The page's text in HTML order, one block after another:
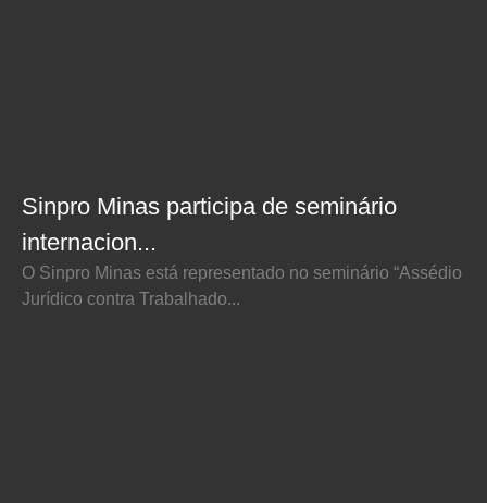
Sinpro Minas participa de seminário
internacion...
O Sinpro Minas está representado no seminário “Assédio
Jurídico contra Trabalhado...